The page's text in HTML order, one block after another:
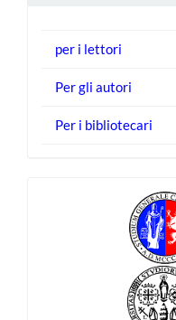
per i lettori
Per gli autori
Per i bibliotecari